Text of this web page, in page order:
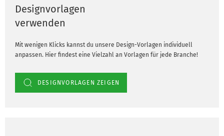
Designvorlagen
verwenden
Mit wenigen Klicks kannst du unsere Design-Vorlagen individuell
anpassen. Hier findest eine Vielzahl an Vorlagen für jede Branche!
DESIGNVORLAGEN ZEIGEN